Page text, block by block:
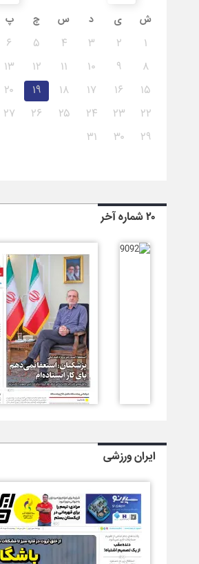
ش
ی د س چ پ
۱ ۲ ۳ ۴ ۵ ۶
۸
۹ ۱۰ ۱۱ ۱۲ ۱۳
۱۵
۱۶ ۱۷ ۱۸ ۱۹ ۲۰
۲۲
۲۳ ۲۴ ۲۵ ۲۶ ۲۷
۲۹
۳۰ ۳۱
۲۰ شماره آخر
ایران ورزشی